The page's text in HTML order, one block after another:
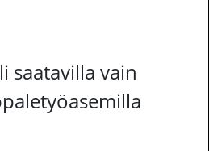
saatavilla vain